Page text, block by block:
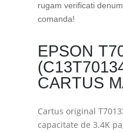
rugam verificati
comanda!
EPSON
CARTUS
Cartus original
capacitate de 3.4K